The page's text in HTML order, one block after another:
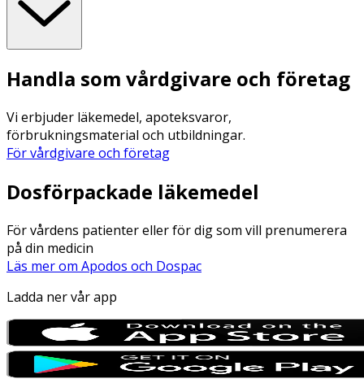
Handla som vårdgivare och företag
Vi erbjuder läkemedel, apoteksvaror,
förbrukningsmaterial och utbildningar.
För vårdgivare och företag
Dosförpackade läkemedel
För vårdens patienter eller för dig som vill prenumerera
på din medicin
Läs mer om Apodos och Dospac
Ladda ner vår app